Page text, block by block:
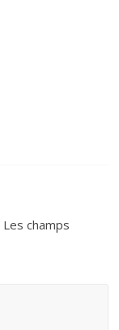
Les champs